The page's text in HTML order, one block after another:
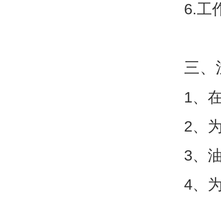
6.工
三、
1、
2、
3、
4、